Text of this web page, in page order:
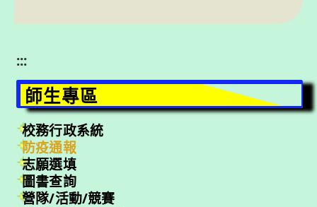
:::
師生專區
校務行政系統
防疫通報
志願選填
圖書查詢
營隊/活動/競賽